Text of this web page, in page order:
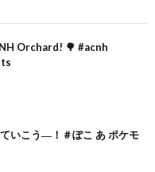
Orchard! 🌳 #acnh
いこう―！＃ぽこ あ ポケモ